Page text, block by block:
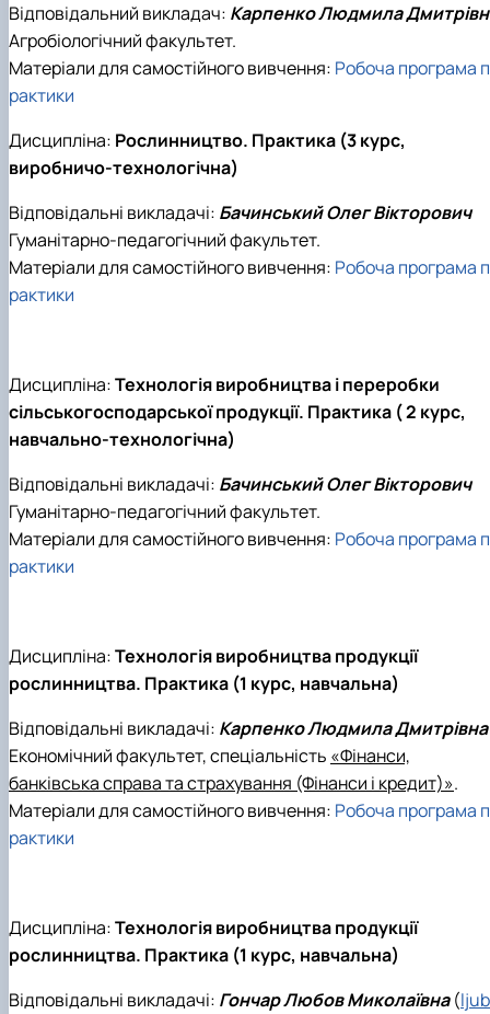
Відповідальний викладач: Карпенко Людмила
Агробіологічний факультет.
Матеріали для самостійного вивчення: Робоча програма п
рактики
Дисципліна: Рослинництво. Практика (3 курс,
виробничо-технологічна)
Відповідальні викладачі: Бачинський Олег Вікторович
Гуманітарно-педагогічний факультет.
Матеріали для самостійного вивчення: Робоча програма п
рактики
Дисципліна:Технологія виробництва і переробки
сільськогосподарської продукції. Практика ( 2 курс,
навчально-технологічна)
Відповідальні викладачі: Бачинський Олег Вікторович
Гуманітарно-педагогічний факультет.
Матеріали для самостійного вивчення: Робоча програма п
рактики
Дисципліна:Технологія виробництва продукції
рослинництва. Практика (1 курс, навчальна)
Відповідальні викладачі: Карпенко Людмила Дмитрівна
Економічний факультет, спеціальність «Фінанси,
банківська справа та страхування (Фінанси і кредит)».
Матеріали для самостійного вивчення: Робоча програма п
рактики
Дисципліна:Технологія виробництва продукції
рослинництва. Практика (1 курс, навчальна)
Відповідальні викладачі: Гончар Любов Миколаївна(